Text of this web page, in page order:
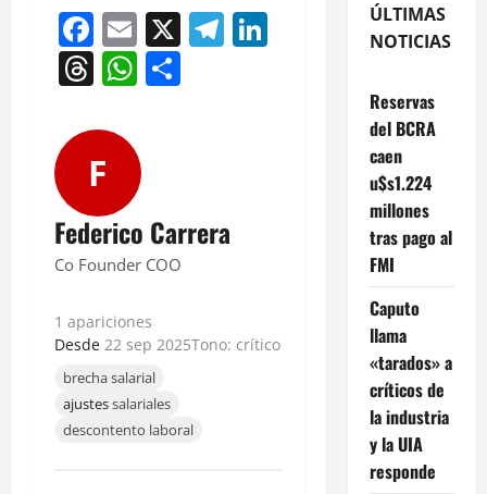
Facebook
Email
X Telegram
LinkedIn
Threads
WhatsApp
F
Federico Carrera
Co Founder COO
1 apariciones
Desde 22 sep 2025Tono: crítico
brecha salarial
ajustessalariales
descontento laboral
ÚLTIMAS
NOTICIAS
Reservas
del BCRA
caen
u$s1.224
millones
tras pago al
FMI
Caputo
llama
«tarados» a
críticos de
la industria
y la UIA
responde